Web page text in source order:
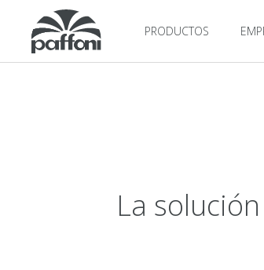
PRODUCTOS
La